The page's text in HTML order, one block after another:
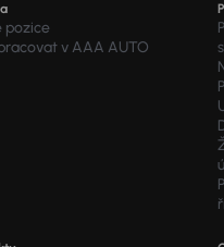
pozice
v AAA AUTO